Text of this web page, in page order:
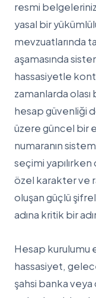
resmi
yasal bir
mevzuatlarında
aşamasında
hassasiyetle
zamanlarda
hesap güvenliği
üzere güncel bir
numaranın
seçimi
özel karakter ve
oluşan güçlü
adına kritik bir
Hesap kurulumu
hassasiyet,
şahsi banka veya